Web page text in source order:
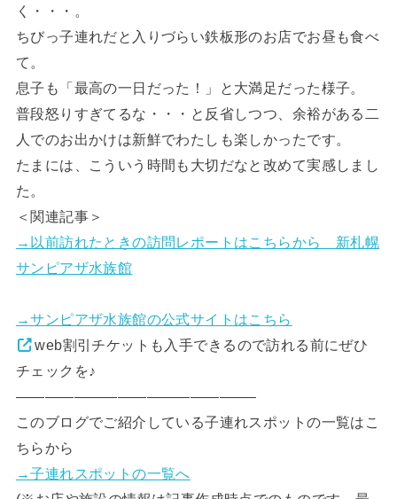
く・・・。
ちびっ子連れだと入りづらい鉄板形のお店でお昼も食べ
て。
息子も「最高の一日だった！」と大満足だった様子。
普段怒りすぎてるな・・・と反省しつつ、余裕がある二
人でのお出かけは新鮮でわたしも楽しかったです。
たまには、こういう時間も大切だなと改めて実感しまし
た。
＜関連記事＞
→以前訪れたときの訪問レポートはこちらから 新札幌
サンピアザ水族館
→サンピアザ水族館の公式サイトはこちら
web割引チケットも入手できるので訪れる前にぜひ
チェックを♪
————————————————–
このブログでご紹介している子連れスポットの一覧はこ
ちらから
→子連れスポットの一覧へ